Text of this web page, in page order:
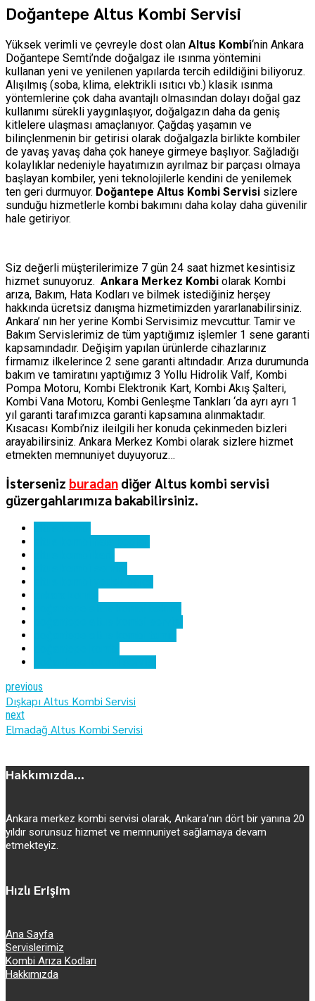
Doğantepe Altus Kombi Servisi
Yüksek verimli ve çevreyle dost olan Altus Kombi‘nin Ankara
Doğantepe Semti’nde doğalgaz ile ısınma yöntemini
kullanan yeni ve yenilenen yapılarda tercih edildiğini biliyoruz.
Alışılmış (soba, klima, elektrikli ısıtıcı vb.) klasik ısınma
yöntemlerine çok daha avantajlı olmasından dolayı doğal gaz
kullanımı sürekli yaygınlaşıyor, doğalgazın daha da geniş
kitlelere ulaşması amaçlanıyor. Çağdaş yaşamın ve
bilinçlenmenin bir getirisi olarak doğalgazla birlikte kombiler
de yavaş yavaş daha çok haneye girmeye başlıyor. Sağladığı
kolaylıklar nedeniyle hayatımızın ayrılmaz bir parçası olmaya
başlayan kombiler, yeni teknolojilerle kendini de yenilemek
ten geri durmuyor. Doğantepe Altus Kombi Servisi sizlere
sunduğu hizmetlerle kombi bakımını daha kolay daha güvenilir
hale getiriyor.
Siz değerli müşterilerimize 7 gün 24 saat hizmet kesintisiz
hizmet sunuyoruz. Ankara Merkez Kombi olarak Kombi
arıza, Bakım, Hata Kodları ve bilmek istediğiniz herşey
hakkında ücretsiz danışma hizmetimizden yararlanabilirsiniz.
Ankara’ nın her yerine Kombi Servisimiz mevcuttur. Tamir ve
Bakım Servislerimiz de tüm yaptığımız işlemler 1 sene garanti
kapsamındadır. Değişim yapılan ürünlerde cihazlarınız
firmamız ilkelerince 2 sene garanti altındadır. Arıza durumunda
bakım ve tamiratını yaptığımız 3 Yollu Hidrolik Valf, Kombi
Pompa Motoru, Kombi Elektronik Kart, Kombi Akış Şalteri,
Kombi Vana Motoru, Kombi Genleşme Tankları ‘da ayrı ayrı 1
yıl garanti tarafımızca garanti kapsamına alınmaktadır.
Kısacası Kombi’niz ileilgili her konuda çekinmeden bizleri
arayabilirsiniz. Ankara Merkez Kombi olarak sizlere hizmet
etmekten memnuniyet duyuyoruz…
İsterseniz buradan diğer Altus kombi servisi
güzergahlarımıza bakabilirsiniz.
previous
Dışkapı Altus Kombi Servisi
next
Elmadağ Altus Kombi Servisi
Hakkımızda...
Ankara merkez kombi servisi olarak, Ankara’nın dört bir yanına 20
yıldır sorunsuz hizmet ve memnuniyet sağlamaya devam
etmekteyiz.
Hızlı Erişim
Ana Sayfa
Servislerimiz
Kombi Arıza Kodları
Hakkımızda